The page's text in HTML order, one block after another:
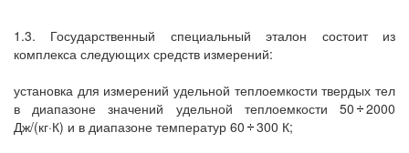
1.3. Государственный специальный эталон состоит из
комплекса следующих средств измерений:
установка для измерений удельной теплоемкости твердых тел
в диапазоне значений удельной теплоемкости 50
2000
Дж/(кг·К) и в диапазоне температур 60
300 К;